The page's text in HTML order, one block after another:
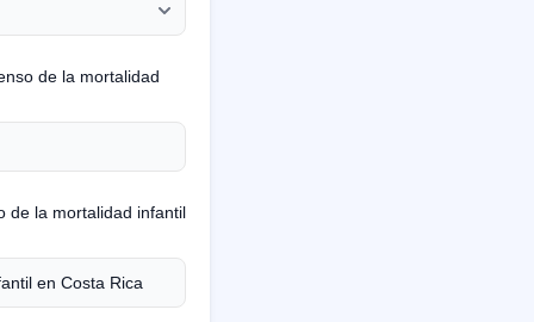
de la mortalidad
de la mortalidad infantil